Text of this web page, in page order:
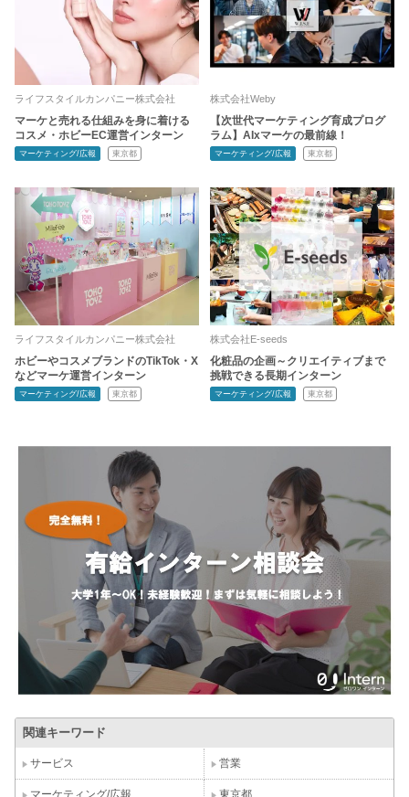
ライフスタイルカンパニー株式会社
マーケと売れる仕組みを身に着ける
コスメ・ホビーEC運営インターン
マーケティング/広報 東京都
株式会社Weby
【次世代マーケティング育成プログ
ラム】AIxマーケの最前線！
マーケティング/広報 東京都
ライフスタイルカンパニー株式会社
ホビーやコスメブランドのTikTok・X
などマーケ運営インターン
マーケティング/広報 東京都
株式会社E-seeds
化粧品の企画～クリエイティブまで
挑戦できる長期インターン
マーケティング/広報 東京都
関連キーワード
サービス 営業
マーケティング/広報 東京都